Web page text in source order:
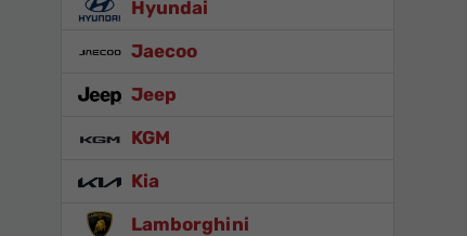
Hyundai
Jaecoo
Jeep
KGM
Kia
Lamborghini